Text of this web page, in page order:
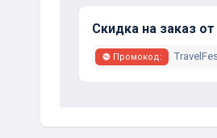
Скидка на заказ
Промокод: